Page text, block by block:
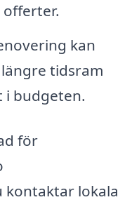
kan
tidsram
i budgeten.
för
lokala